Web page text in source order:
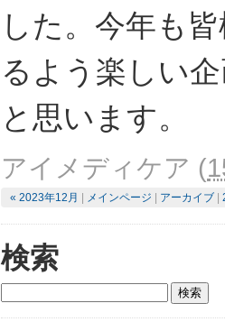
した。今年も
るよう楽しい
と思います。
アイメディケア (
« 2023年12月 メインページ アーカイブ
検索